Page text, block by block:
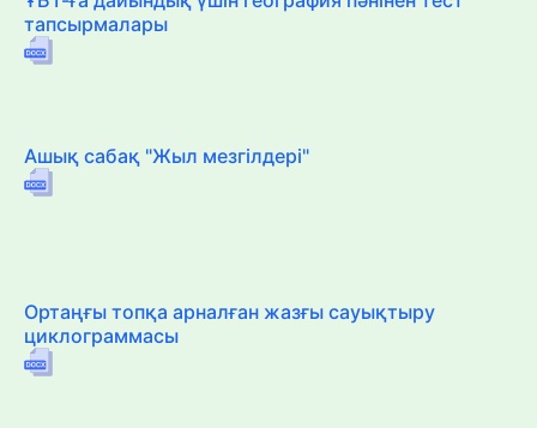
тапсырмалары
Ашық сабақ "Жыл мезгілдері"
Ортаңғы топқа арналған жазғы сауықтыру
циклограммасы